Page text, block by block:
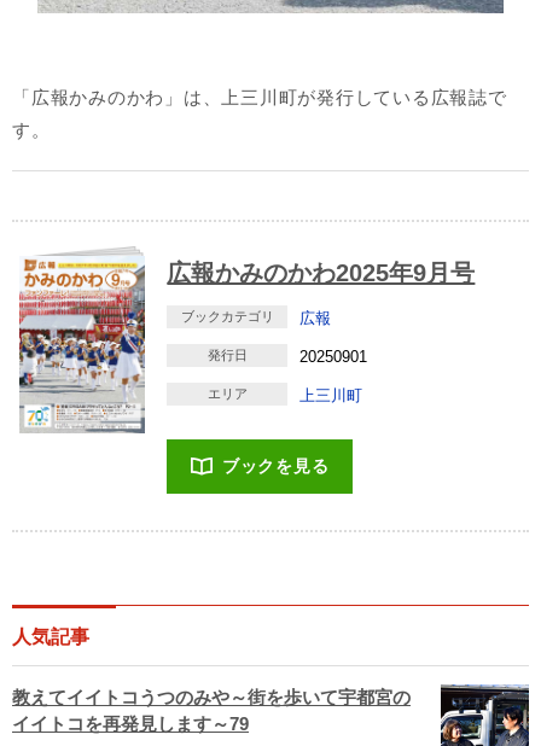
「広報かみのかわ」は、上三川町が発行している広報誌で
す。
広報かみのかわ2025年9月号
ブックカテゴリ 広報
発行日 20250901
エリア 上三川町
ブックを見る
人気記事
教えてイイトコうつのみや～街を歩いて宇都宮の
イイトコを再発見します～79